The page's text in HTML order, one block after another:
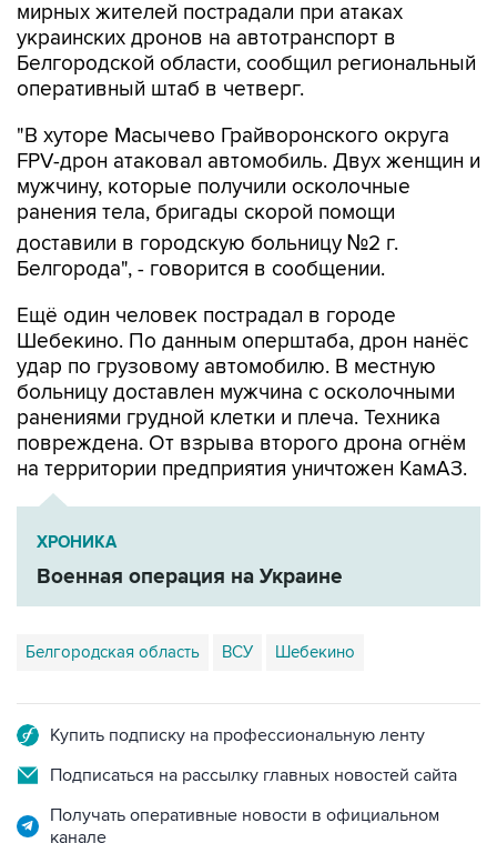
мирных жителей пострадали при атаках
украинских дронов на автотранспорт в
Белгородской области, сообщил региональный
оперативный штаб в четверг.
"В хуторе Масычево Грайворонского округа
FPV-дрон атаковал автомобиль. Двух женщин и
мужчину, которые получили осколочные
ранения тела, бригады скорой помощи
доставили в городскую больницу №2 г.
Белгорода", - говорится в сообщении.
Ещё один человек пострадал в городе
Шебекино. По данным оперштаба, дрон нанёс
удар по грузовому автомобилю. В местную
больницу доставлен мужчина с осколочными
ранениями грудной клетки и плеча. Техника
повреждена. От взрыва второго дрона огнём
на территории предприятия уничтожен КамАЗ.
ХРОНИКА
Военная операция на Украине
Белгородская область ВСУ Шебекино
Купить подписку на профессиональную ленту
Подписаться на рассылку главных новостей сайта
Получать оперативные новости в официальном
канале